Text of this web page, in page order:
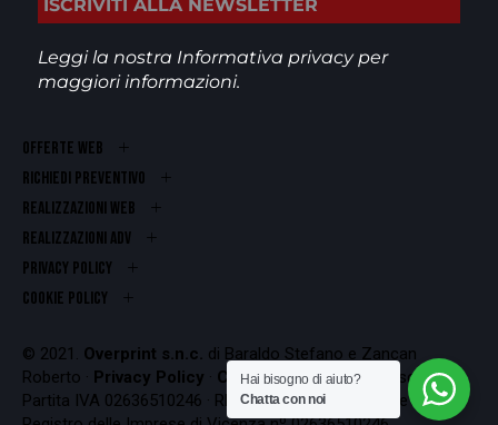
Leggi la nostra Informativa privacyper
maggiori informazioni.
OFFERTE WEB
RICHIEDI PREVENTIVO
REALIZZAZIONI WEB
Realizzazioni ADV
PRIVACY POLICY
COOKIE POLICY
© 2021. Overprint s.n.c. di Baraldo Stefano e Zancan
Roberto · Privacy Policy · Cookie Policy Codice Fiscale e
Partita IVA 02636510246 · REA VI-262407 · Iscrizione al
Hai bisogno di aiuto?
Chatta con noi